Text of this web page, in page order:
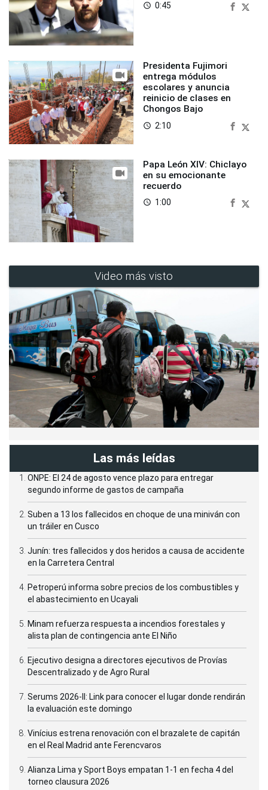
access_time 0:45
Presidenta Fujimori
entrega módulos
escolares y anuncia
reinicio de clases en
Chongos Bajo
access_time 2:10
Papa León XIV: Chiclayo
en su emocionante
recuerdo
access_time 1:00
Video más visto
Las más leídas
ONPE: El 24 de agosto vence plazo para entregar
segundo informe de gastos de campaña
Suben a 13 los fallecidos en choque de una miniván con
un tráiler en Cusco
Junín: tres fallecidos y dos heridos a causa de accidente
en la Carretera Central
Petroperú informa sobre precios de los combustibles y
el abastecimiento en Ucayali
Minam refuerza respuesta a incendios forestales y
alista plan de contingencia ante El Niño
Ejecutivo designa a directores ejecutivos de Provías
Descentralizado y de Agro Rural
Serums 2026-II: Link para conocer el lugar donde rendirán
la evaluación este domingo
Vinícius estrena renovación con el brazalete de capitán
en el Real Madrid ante Ferencvaros
Alianza Lima y Sport Boys empatan 1-1 en fecha 4 del
torneo clausura 2026